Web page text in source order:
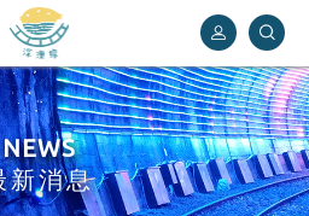
深澳鐵道自行車
NEWS
新消息